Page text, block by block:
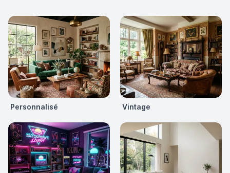
Personnalisé Vintage